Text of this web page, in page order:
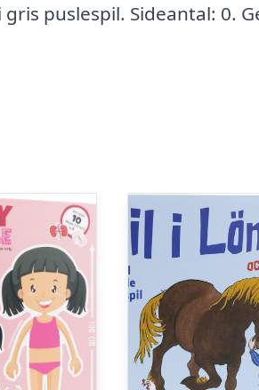
puslespil. Sideantal: 0.